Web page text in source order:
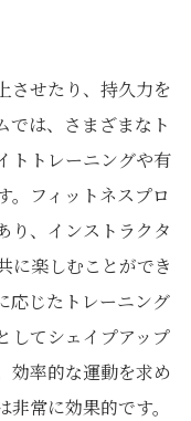
させたり、持久力を
では、さまざまなト
トトレーニングや有
。フィットネスプロ
り、インストラクタ
に楽しむことができ
応じたトレーニング
してシェイプアップ
効率的な運動を求め
常に効果的です。